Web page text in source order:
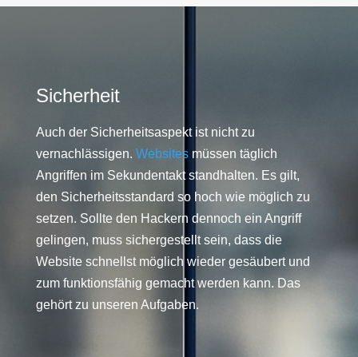
Sicherheit
Auch der Sicherheitsaspekt ist nicht zu
vernachlässigen. Websitesmüssen täglich
Angriffen im Sekundentakt standhalten. Es gilt,
den Sicherheitsstandard so hoch wie möglich zu
setzen. Sollte den Hackern dennoch ein Angriff
gelingen, muss sichergestellt sein, dass die
Website schnellst möglich wieder gesäubert und
zum funktionsfähig gemacht werden kann. Das
gehört zu unseren Aufgaben.